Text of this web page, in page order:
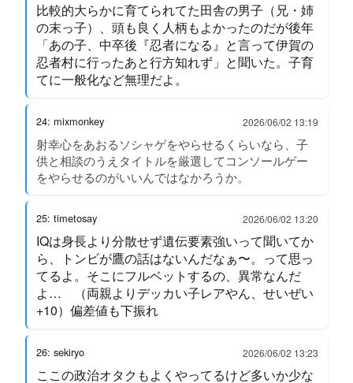
比較的大らかに育てられてた田舎の男子（兄・姉
の末っ子）、頭も良く人柄もよかったのだが後年
「あの子、中卒後『忍者になる』と言って伊賀の
忍者村に行ったあと行方知れず」と聞いた。子育
てに一般化など無理だよ。
24: mixmonkey 2026/06/02 13:19
射幸心をあおるソシャゲをやらせるくらいなら、子
供と相談のうえタイトルを厳選してコンソールゲー
をやらせるのがいいんではなかろうか。
25: timetosay 2026/06/02 13:20
IQは身長より分散せず遺伝要素強いって聞いてか
ら、トンビが鷹の話はないんだなぁ〜。って思っ
てるよ。そこにフルベットするの、異常なんだ
よ… （両親よりデッカい子レアやん、せいぜい
+10）偏差値も下振れ
26: sekiryo 2026/06/02 13:23
ここの政治オタクもよくやってるけど多いか少な